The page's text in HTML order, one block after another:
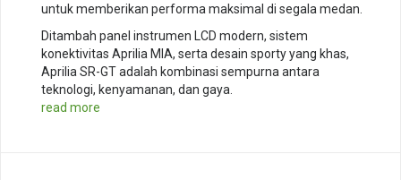
untuk memberikan performa maksimal di segala medan.
Ditambah panel instrumen LCD modern, sistem
konektivitas Aprilia MIA, serta desain sporty yang khas,
Aprilia SR-GT adalah kombinasi sempurna antara
teknologi, kenyamanan, dan gaya.
read more